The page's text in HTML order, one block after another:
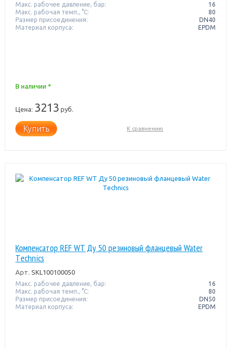
Макс. рабочее давление, бар:
16
Макс. рабочая темп., °С:
80
Размер присоединения:
DN40
Материал корпуса:
EPDM
В наличии *
Цена: 3213 руб.
Купить К сравнению
Компенсатор REF WT Ду 50 резиновый фланцевый Water
Тechnics
Арт. SKL100100050
Макс. рабочее давление, бар:
16
Макс. рабочая темп., °С:
80
Размер присоединения:
DN50
Материал корпуса:
EPDM